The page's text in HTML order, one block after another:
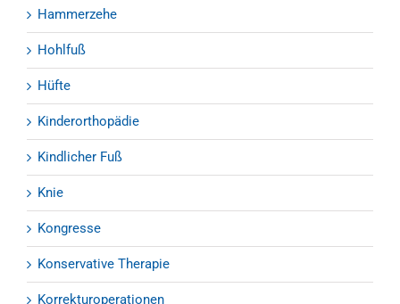
Hammerzehe
Hohlfuß
Hüfte
Kinderorthopädie
Kindlicher Fuß
Knie
Kongresse
Konservative Therapie
Korrekturoperationen